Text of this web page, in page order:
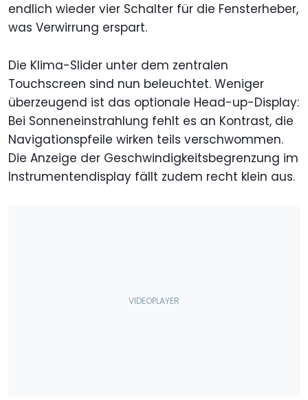
endlich wieder vier Schalter für die Fensterheber,
was Verwirrung erspart.
Die Klima-Slider unter dem zentralen
Touchscreen sind nun beleuchtet. Weniger
überzeugend ist das optionale Head-up-Display:
Bei Sonneneinstrahlung fehlt es an Kontrast, die
Navigationspfeile wirken teils verschwommen.
Die Anzeige der Geschwindigkeitsbegrenzung im
Instrumentendisplay fällt zudem recht klein aus.